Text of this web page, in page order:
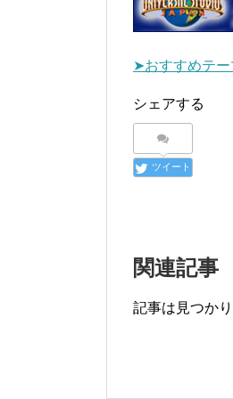
➤おすすめテ
シェアする
ツイート
関連記事
記事は見つか